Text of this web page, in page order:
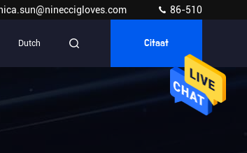
86-510
Dutch Citaat